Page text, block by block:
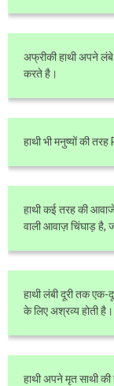
अफ्रीकी हाथी अपने
करते है।
हाथी भी मनुष्यों की
हाथी कई तरह की
वाली आवाज़ चिंघाड़ है,
हाथी लंबी दूरी तक
के लिए अश्रव्य होती है।
हाथी अपने मृत साथी